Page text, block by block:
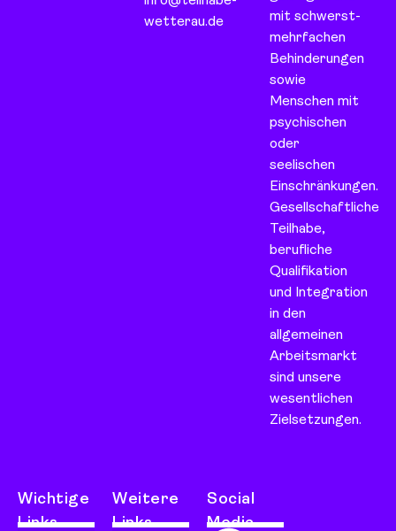
wetterau.de
mit schwerst-
mehrfachen
Behinderungen
sowie
Menschen mit
psychischen
oder
seelischen
Einschränkungen.
Gesellschaftliche
Teilhabe,
berufliche
Qualifikation
und Integration
in den
allgemeinen
Arbeitsmarkt
sind unsere
wesentlichen
Zielsetzungen.
Wichtige
Links
Weitere
Links
Social
Media